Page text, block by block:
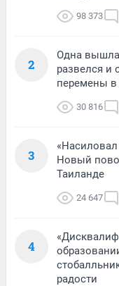
98 373
2
Одна вышла
развелся и
перемены в
30 816
3
«Насиловал
Новый
Таиланде
24 647
4
радости